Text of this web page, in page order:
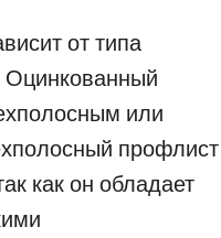
от типа
Оцинкованный
или
профлист
как он обладает